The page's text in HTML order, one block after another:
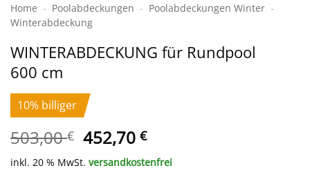
Home - Poolabdeckungen - Pool­abdeckungen Winter -
Winter­abdeckung
WINTERABDECKUNG für Rundpool
600 cm
10% billiger
503,00€ Ursprünglicher
Preis
war:
452,70€Aktueller
Preis
ist:
inkl. 20 % MwSt. versandkostenfrei